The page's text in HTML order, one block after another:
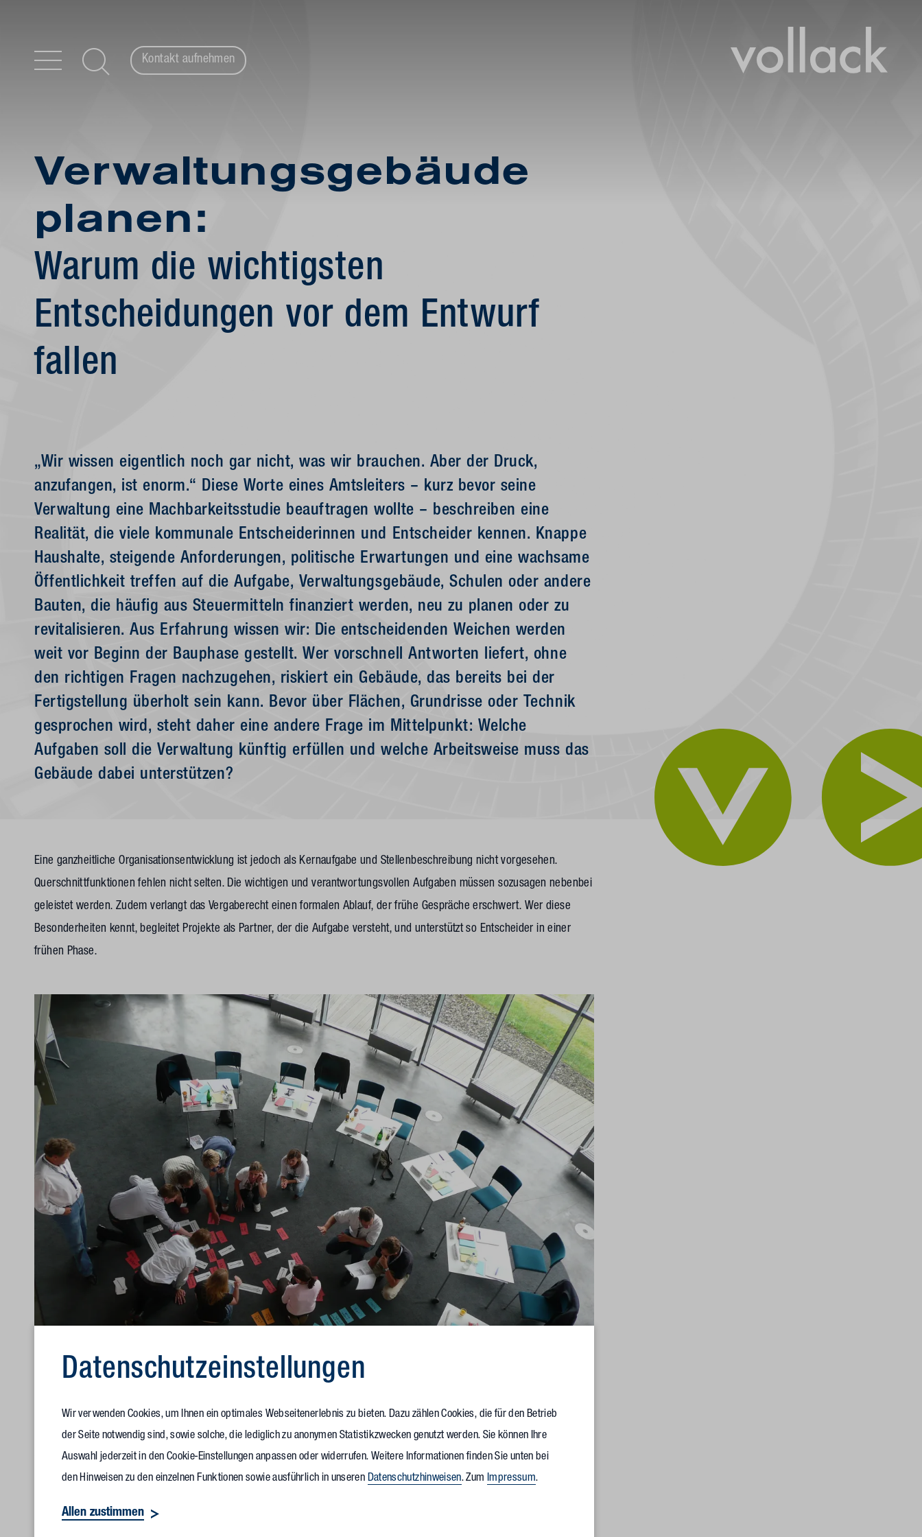
Kontakt aufnehmen
Verwaltungsgebäude
planen:
Warum die wichtigsten
Entscheidungen vor dem Entwurf
fallen
„Wir wissen eigentlich noch gar nicht, was wir brauchen. Aber der Druck,
anzufangen, ist enorm.“ Diese Worte eines Amtsleiters – kurz bevor seine
Verwaltung eine Machbarkeitsstudie beauftragen wollte – beschreiben eine
Realität, die viele kommunale Entscheiderinnen und Entscheider kennen. Knappe
Haushalte, steigende Anforderungen, politische Erwartungen und eine wachsame
Öffentlichkeit treffen auf die Aufgabe, Verwaltungsgebäude, Schulen oder andere
Bauten, die häufig aus Steuermitteln finanziert werden, neu zu planen oder zu
revitalisieren. Aus Erfahrung wissen wir: Die entscheidenden Weichen werden
weit vor Beginn der Bauphase gestellt. Wer vorschnell Antworten liefert, ohne
den richtigen Fragen nachzugehen, riskiert ein Gebäude, das bereits bei der
Fertigstellung überholt sein kann. Bevor über Flächen, Grundrisse oder Technik
gesprochen wird, steht daher eine andere Frage im Mittelpunkt: Welche
Aufgaben soll die Verwaltung künftig erfüllen und welche Arbeitsweise muss das
Gebäude dabei unterstützen?
Eine ganzheitliche Organisationsentwicklung ist jedoch als Kernaufgabe und Stellenbeschreibung nicht vorgesehen.
Querschnittfunktionen fehlen nicht selten. Die wichtigen und verantwortungsvollen Aufgaben müssen sozusagen nebenbei
geleistet werden. Zudem verlangt das Vergaberecht einen formalen Ablauf, der frühe Gespräche erschwert. Wer diese
Besonderheiten kennt, begleitet Projekte als Partner, der die Aufgabe versteht, und unterstützt so Entscheider in einer
frühen Phase.
Gebäude entstehen aus der Organisation heraus und funktionieren anders, wenn Mitarbeitende früh in die Planung einbezogen
werden.
Verwaltungsgebäude planen
Datenschutz­einstellungen
Wir verwenden Cookies, um Ihnen ein optimales Webseitenerlebnis zu bieten. Dazu zählen Cookies, die für den Betrieb
der Seite notwendig sind, sowie solche, die lediglich zu anonymen Statistikzwecken genutzt werden. Sie können Ihre
Auswahl jederzeit in den Cookie-Einstellungen anpassen oder widerrufen. Weitere Informationen finden Sie unten bei
den Hinweisen zu den einzelnen Funktionen sowie ausführlich in unseren Datenschutzhinweisen. Zum Impressum.
Allen zustimmen